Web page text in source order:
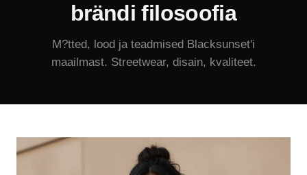
brändi filosoofia
M?tted, lood ja teadmised Blacksunset'i
maailmast. Streetwear, disain, kvaliteet.